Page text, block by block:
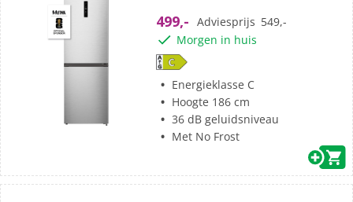
499,- Adviesprijs 549,-
Morgen in huis
Energieklasse C
Hoogte 186 cm
36 dB geluidsniveau
Met No Frost